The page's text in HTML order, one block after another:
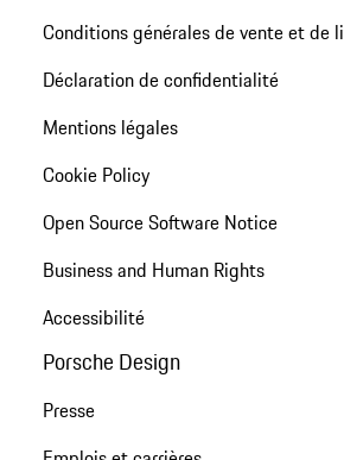
Conditions générales de vente et de
Déclaration de confidentialité
Mentions légales
Cookie Policy
Open Source Software Notice
Business and Human Rights
Accessibilité
Porsche Design
Presse